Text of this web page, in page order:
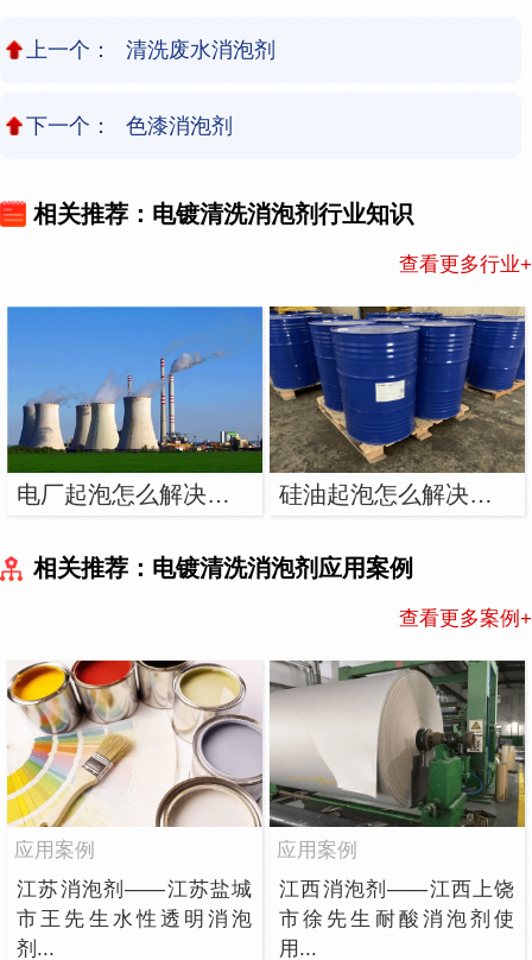
上一个： 清洗废水消泡剂
下一个： 色漆消泡剂
相关推荐：电镀清洗消泡剂行业知识
查看更多行业+
电厂起泡怎么解决？用电厂消泡剂 硅油起泡怎么解决？用硅油消泡剂
相关推荐：电镀清洗消泡剂应用案例
查看更多案例+
应用案例
江苏消泡剂——江苏盐城
市王先生水性透明消泡
剂...
应用案例
江西消泡剂——江西上饶
市徐先生耐酸消泡剂使
用...